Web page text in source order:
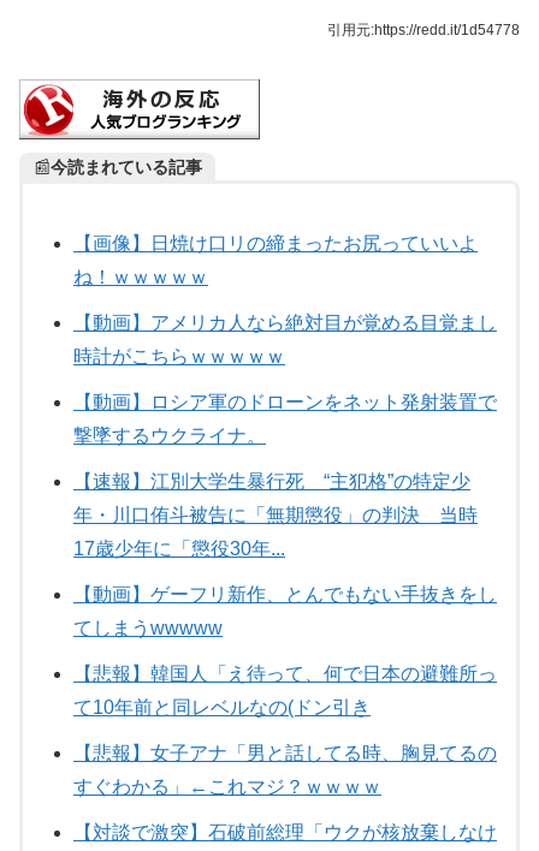
引用元:https://redd.it/1d54778
📰今読まれている記事
【画像】日焼け口リの締まったお尻っていいよ
ね！ｗｗｗｗｗ
【動画】アメリカ人なら絶対目が覚める目覚まし
時計がこちらｗｗｗｗｗ
【動画】ロシア軍のドローンをネット発射装置で
撃墜するウクライナ。
【速報】江別大学生暴行死 “主犯格”の特定少
年・川口侑斗被告に「無期懲役」の判決 当時
17歳少年に「懲役30年...
【動画】ゲーフリ新作、とんでもない手抜きをし
てしまうwwwww
【悲報】韓国人「え待って、何で日本の避難所っ
て10年前と同レベルなの(ドン引き
【悲報】女子アナ「男と話してる時、胸見てるの
すぐわかる」←これマジ？ｗｗｗｗ
【対談で激突】石破前総理「ウクが核放棄しなけ